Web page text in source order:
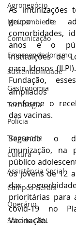
Agronegócio
Meio ambiente
Comunicação
Empreendedorismo
Sustentabilidade
Gastronomia
Tecnologia
Polícia
Transporte
Cultura
Assistência Social
Campos Gerais
Operário
Sábado CBN
As imunizações
grupo de
comorbidades,
anos e o
Instituições de
para Idosos
Fundação,
ampliados
conforme o
das vacinas.
Segundo o
imunização, na
público
os jovens de 12
das
prioritárias para
covid-19 no
Vacinação.